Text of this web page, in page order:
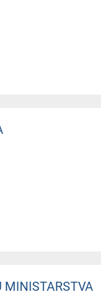
MINISTARSTVA